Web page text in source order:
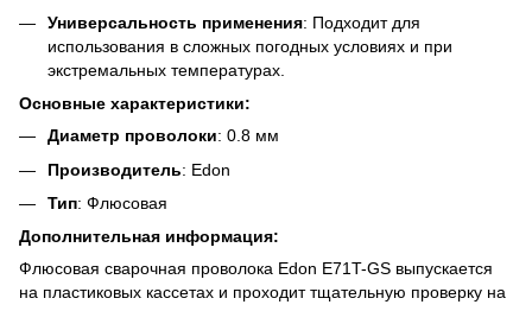
Универсальность применения: Подходит для
использования в сложных погодных условиях и при
экстремальных температурах.
Основные характеристики:
Диаметр проволоки: 0.8 мм
Производитель: Edon
Тип: Флюсовая
Дополнительная информация:
Флюсовая сварочная проволока Edon E71T-GS выпускается
на пластиковых кассетах и проходит тщательную проверку на